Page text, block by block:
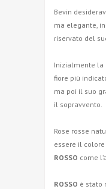
Bevin
ma elegante,
riservato del
Inizialmente la
fiore più
ma poi il suo
il sopravvento.
Rose rosse
essere il
ROSSO come
ROSSO è stato